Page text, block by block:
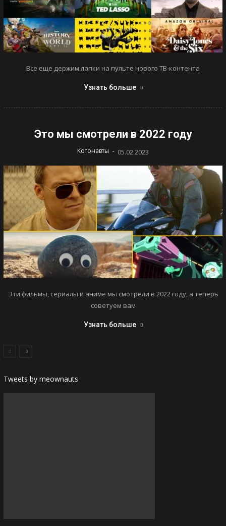
Все еще держим лапки на пульте нового ТВ-контента
Узнать больше
Это мы смотрели в 2022 году
Котонавты - 05.02.2023
Эти фильмы, сериалы и аниме мы смотрели в 2022 году, а теперь
советуем вам
Узнать больше
Tweets by meownauts